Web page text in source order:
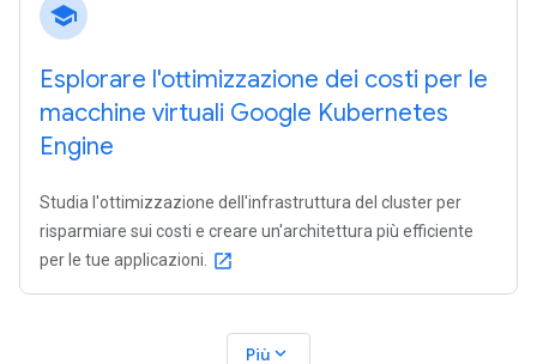
school
Esplorare l'ottimizzazione dei costi per le
macchine virtuali Google Kubernetes
Engine
Studia l'ottimizzazione dell'infrastruttura del cluster per
risparmiare sui costi e creare un'architettura più efficiente
per le tue applicazioni.
open_in_new
Più expand_more